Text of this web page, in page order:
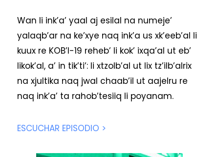
Wan li ink’a’ yaal aj esilal na numeje’
yalaqb’ar na ke’xye naq ink’a us xk’eeb’al li
kuux re KOB’I-19 reheb’ li kok’ ixqa’al ut eb’
likok’al, a’ in tik’ti’: li xtzolb’al ut lix tz’ilb’alrix
na xjultika naq jwal chaab’il ut aajelru re
naq ink’a’ ta rahob’tesiiq li poyanam.
ESCUCHAR EPISODIO >